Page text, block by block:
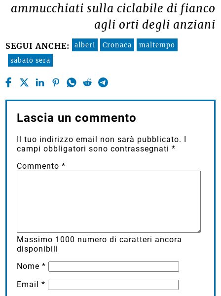
ammucchiati sulla ciclabile di fianco
agli orti degli anziani
SEGUI ANCHE: alberi Cronaca
maltempo
sabato sera
Lascia un commento
Il tuo indirizzo email non sarà pubblicato. I
campi obbligatori sono contrassegnati*
Commento*
Massimo 1000 numero di caratteri ancora
disponibili
Nome*
Email*